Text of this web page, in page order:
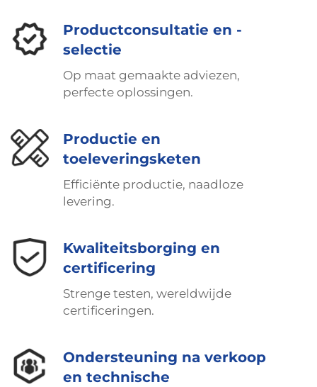
Productconsultatie en -
selectie
Op maat gemaakte adviezen,
perfecte oplossingen.
Productie en
toeleveringsketen
Efficiënte productie, naadloze
levering.
Kwaliteitsborging en
certificering
Strenge testen, wereldwijde
certificeringen.
Ondersteuning na verkoop
en technische